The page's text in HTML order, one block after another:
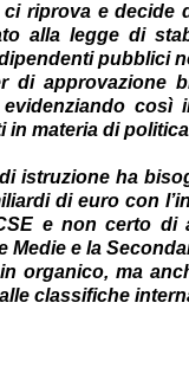
riprova e decide
alla legge di
pubblici
di approvazione
così
in materia di
istruzione ha
di euro con
e non certo di
Medie e la
organico, ma
classifiche